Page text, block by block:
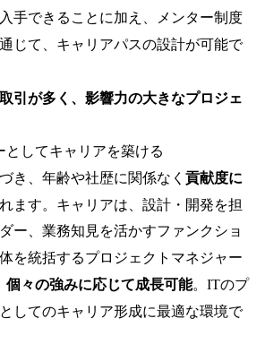
手できることに加え、メンター制度
じて、キャリアパスの設計が可能で
引が多く、影響力の大きなプロジェ
してキャリアを築ける
き、年齢や社歴に関係なく 貢献度に
ます。キャリアは、設計・開発を担
ー、業務知見を活かすファンクショ
を統括するプロジェクトマネジャー
個々の強みに応じて成長可能。ITのプ
してのキャリア形成に最適な環境で